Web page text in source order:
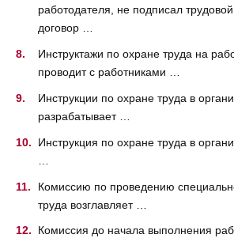
работодателя, не подписал трудовой
договор …
Инструктажи по охране труда на
проводит с работниками …
Инструкции по охране труда в
разрабатывает …
Инструкция по охране труда в
Комиссию по проведению
труда возглавляет …
Комиссия до начала выполнения